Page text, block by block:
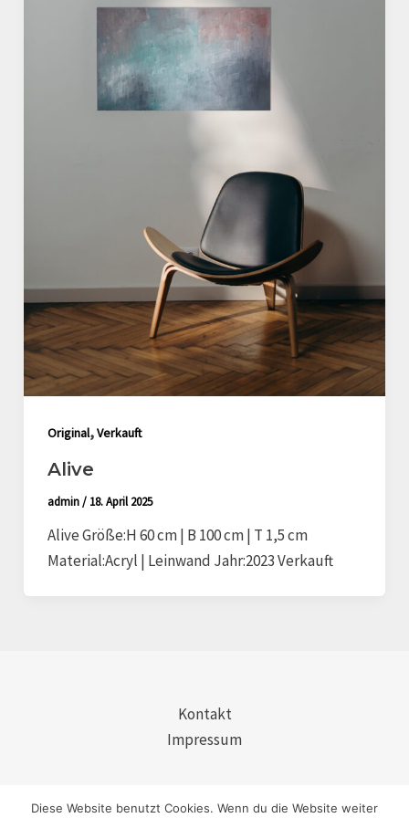
Original,Verkauft
Alive
admin/ 18. April 2025
Alive Größe:H 60 cm | B 100 cm | T 1,5 cm
Material:Acryl | Leinwand Jahr:2023 Verkauft
Kontakt
Impressum
Diese Website benutzt Cookies. Wenn du die Website weiter